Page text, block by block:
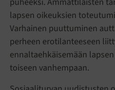
lapsen oikeuksien
Varhainen puuttuminen
perheen erotilanteeseen
ennaltaehkäisemään
toiseen vanhempaan.